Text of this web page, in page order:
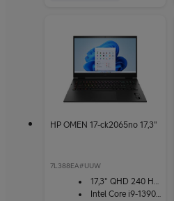
HP OMEN 17-ck2065no 17,3"
7L388EA#UUW
17,3" QHD 240 Hz -näyttö
Intel Core i9-13900HX